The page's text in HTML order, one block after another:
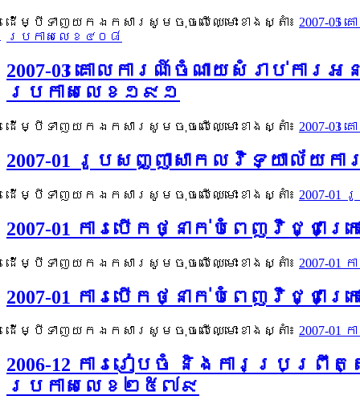
ដើម្បីទាញយកឯកសារសូមចុចលើឈ្មោះខាងស្តាំ៖ 2007-
ប្រកាសលេខ៤០៨
2007-03 គោលការណ៍ចំណាយសំរាប់
ប្រកាសលេខ១៩១
ដើម្បីទាញយកឯកសារសូមចុចលើឈ្មោះខាងស្តាំ៖ 2007-
2007-01 រូបសញ្ញាសាកលវិទ្យាល័យក
ដើម្បីទាញយកឯកសារសូមចុចលើឈ្មោះខាងស្តាំ៖ 2007-
2007-01 ការបើកថ្នាក់បំពេញវិជ្ជា
ដើម្បីទាញយកឯកសារសូមចុចលើឈ្មោះខាងស្តាំ៖ 2007-
2007-01 ការបើកថ្នាក់បំពេញវិជ្ជា
ដើម្បីទាញយកឯកសារសូមចុចលើឈ្មោះខាងស្តាំ៖ 2007-
2006-12 ការរៀបចំ និងការប្រ
ប្រកាសលេខ២៥៧៩